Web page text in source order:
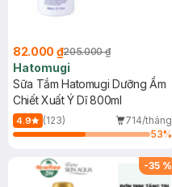
82.000 ₫205.000 ₫
Hatomugi
Sữa Tắm Hatomugi Dưỡng Ẩm
Chiết Xuất Ý Dĩ 800ml
4.9 (123)
714/tháng
53%
-35 %